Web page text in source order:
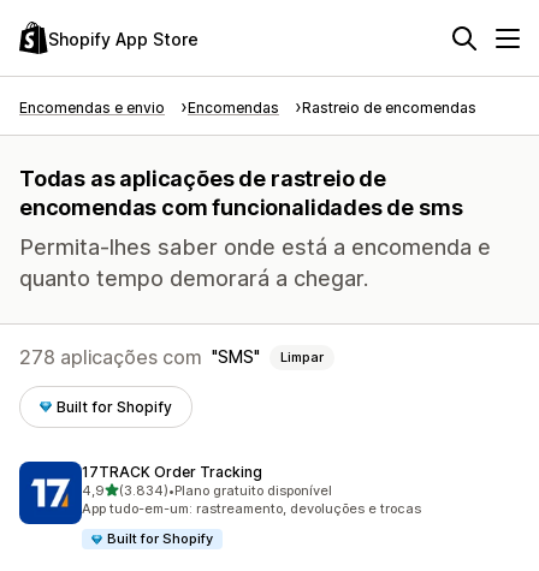
Shopify App Store
Encomendas e envio Encomendas Rastreio de encomendas
Todas as aplicações de rastreio de
encomendas com funcionalidades de sms
Permita-lhes saber onde está a encomenda e
quanto tempo demorará a chegar.
278 aplicações com SMS Limpar
Built for Shopify
17TRACK Order Tracking
4,9de 5 estrelas
(3.834)
3834 total de avaliações
•Plano gratuito disponível
App tudo-em-um: rastreamento, devoluções e trocas
Built for Shopify